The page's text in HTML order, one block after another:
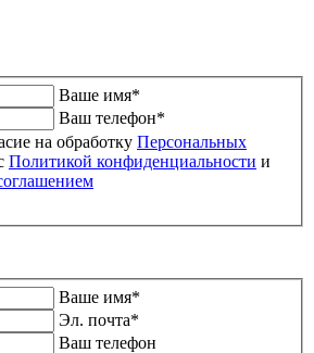
Ваше имя*
Ваш телефон*
на обработку Персональных
Политикой конфиденциальности и
Ваше имя*
Эл. почта*
Ваш телефон